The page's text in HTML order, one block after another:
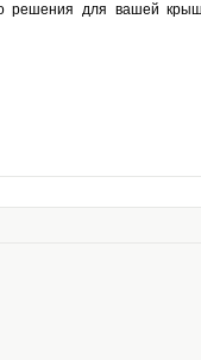
решения для вашей